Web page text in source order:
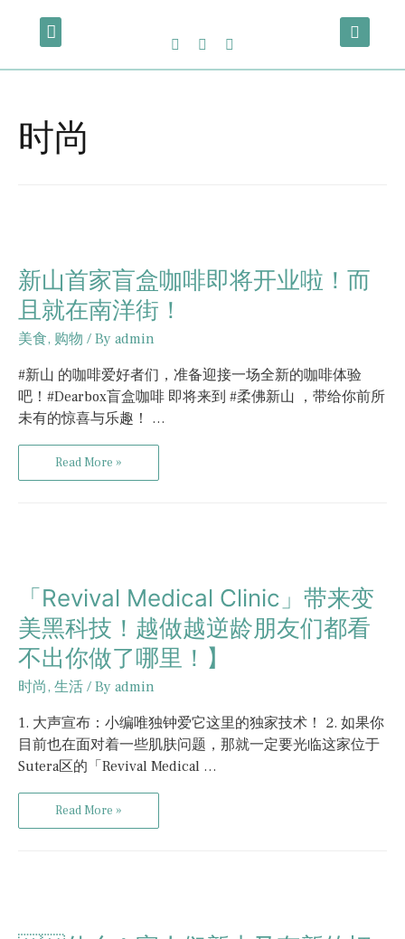
时尚
新山首家盲盒咖啡即将开业啦！而
且就在南洋街！
美食, 购物 / By admin
#新山 的咖啡爱好者们，准备迎接一场全新的咖啡体验
吧！#Dearbox盲盒咖啡 即将来到 #柔佛新山 ，带给你前所
未有的惊喜与乐趣！ …
Read More »
「Revival Medical Clinic」带来变
美黑科技！越做越逆龄朋友们都看
不出你做了哪里！】
时尚, 生活 / By admin
1. 大声宣布：小编唯独钟爱它这里的独家技术！ 2. 如果你
目前也在面对着一些肌肤问题，那就一定要光临这家位于
Sutera区的「Revival Medical …
Read More »